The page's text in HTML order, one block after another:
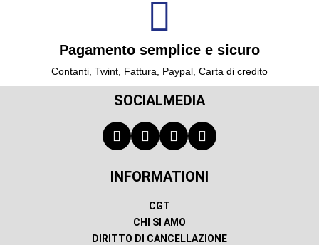
Pagamento semplice e sicuro
Contanti, Twint, Fattura, Paypal, Carta di credito
SOCIALMEDIA
INFORMATIONI
CGT
CHI SI AMO
DIRITTO DI CANCELLAZIONE